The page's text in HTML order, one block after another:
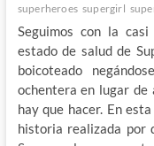
superheroes supergirl
Seguimos con la
estado de salud de
boicoteado
ochentera en lugar
hay que hacer. En
historia realizada por